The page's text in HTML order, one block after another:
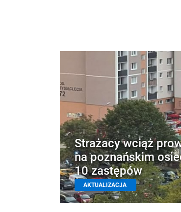
Strażacy wciąż
na poznańskim
10 zastępów
AKTUALIZACJA